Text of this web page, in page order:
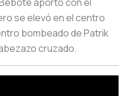
se elevó en el centro
bombeado de Patrik
cruzado.